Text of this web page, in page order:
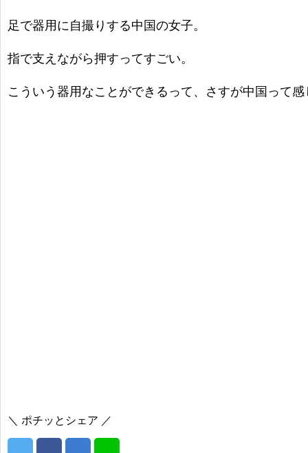
足で器用に自撮りする中国の女子。
指で支えながら押すってすごい。
こういう器用なことができるって、さすが中国って
＼ ポチッとシェア ／